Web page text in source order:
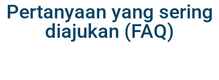
Pertanyaan yang sering
diajukan (FAQ)